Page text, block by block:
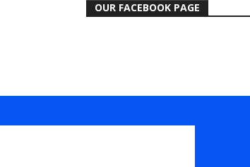
OUR FACEBOOK PAGE